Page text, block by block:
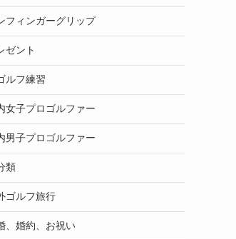
フィンガーグリップ
ゼント
ルフ練習
女子プロゴルファー
男子プロゴルファー
類
ゴルフ旅行
、婚約、お祝い